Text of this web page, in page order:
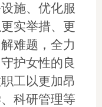
施、优化服
实举措、更
难题，全力
护女性的良
工以更加昂
科研管理等